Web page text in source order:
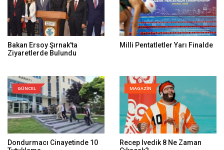
Bakan Ersoy Şırnak'ta
Ziyaretlerde Bulundu
Milli Pentatletler Yarı Finalde
GÜNCEL
Dondurmacı Cinayetinde 10
MAGAZİN
Recep İvedik 8 Ne Zaman